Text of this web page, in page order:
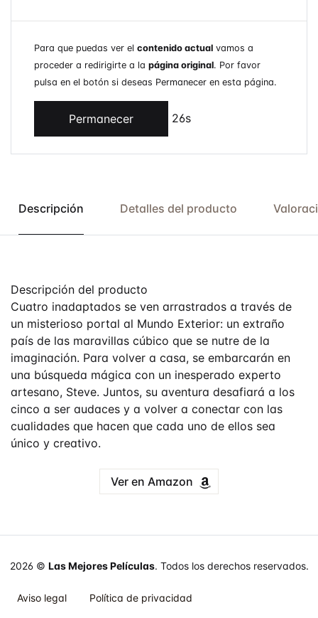
Para que puedas ver el contenido actual vamos a
proceder a redirigirte a la página original. Por favor
pulsa en el botón si deseas Permanecer en esta página.
Permanecer 26s
Descripción Detalles del producto
Descripción del producto
Cuatro inadaptados se ven arrastrados a través de
un misterioso portal al Mundo Exterior: un extraño
país de las maravillas cúbico que se nutre de la
imaginación. Para volver a casa, se embarcarán en
una búsqueda mágica con un inesperado experto
artesano, Steve. Juntos, su aventura desafiará a los
cinco a ser audaces y a volver a conectar con las
cualidades que hacen que cada uno de ellos sea
único y creativo.
Ver en Amazon
2026 © Las Mejores Películas. Todos los derechos reservados.
Aviso legal Política de privacidad